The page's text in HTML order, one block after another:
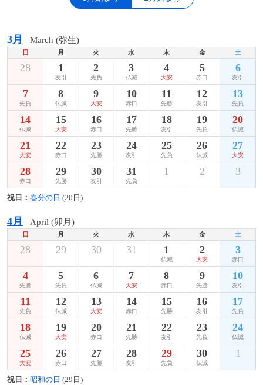
3月 March (弥生)
日 月 火 水 木 金 土
28 1
友引
2
先負
3
仏滅
4
大安
5
赤口
6
友引
7
先負
8
仏滅
9
大安
10
赤口
11
先勝
12
友引
13
先負
14
仏滅
15
大安
16
赤口
17
先勝
18
友引
19
先負
20
仏滅
21
大安
22
赤口
23
先勝
24
友引
25
先負
26
仏滅
27
大安
28
赤口
29
先勝
30
友引
31
先負
1 2 3
祝日： 春分の日 (20日)
4月 April (卯月)
日 月 火 水 木 金 土
28 29 30 31 1
仏滅
2
大安
3
赤口
4
先勝
5
先負
6
仏滅
7
大安
8
赤口
9
先勝
10
友引
11
先負
12
仏滅
13
大安
14
赤口
15
先勝
16
友引
17
先負
18
仏滅
19
大安
20
赤口
21
先勝
22
友引
23
先負
24
仏滅
25
大安
26
赤口
27
先勝
28
友引
29
先負
30
仏滅
1
祝日： 昭和の日 (29日)